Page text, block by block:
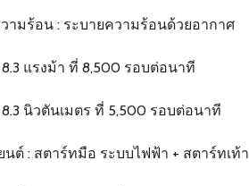
ามร้อน : ระบายความร้อนด้วยอากาศ
แรงม้า ที่ 8,500 รอบต่อนาที
นิวตันเมตร ที่ 5,500 รอบต่อนาที
นต์ : สตาร์ทมือ ระบบไฟฟ้า + สตาร์ทเท้า